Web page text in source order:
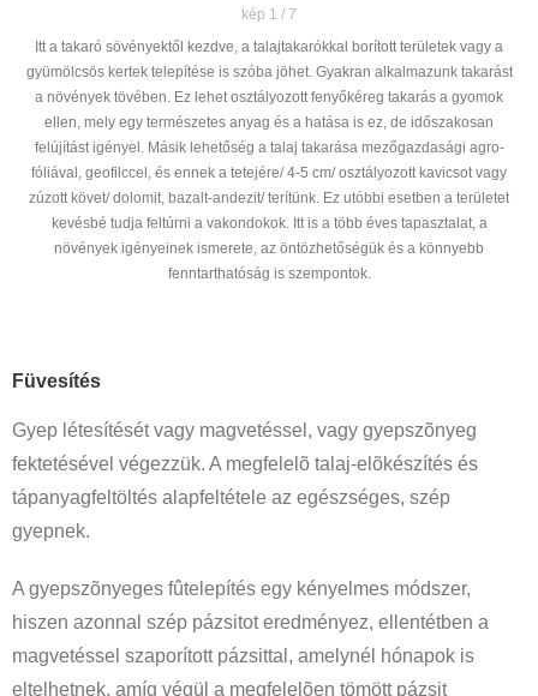
kép 1 / 7
Itt a takaró sövényektől kezdve, a talajtakarókkal borított területek vagy a
gyümölcsös kertek telepítése is szóba jöhet. Gyakran alkalmazunk takarást
a növények tövében. Ez lehet osztályozott fenyőkéreg takarás a gyomok
ellen, mely egy természetes anyag és a hatása is ez, de időszakosan
felújítást igényel. Másik lehetőség a talaj takarása mezőgazdasági agro-
fóliával, geofilccel, és ennek a tetejére/ 4-5 cm/ osztályozott kavicsot vagy
zúzott követ/ dolomit, bazalt-andezit/ terítünk. Ez utóbbi esetben a területet
kevésbé tudja feltúrni a vakondokok. Itt is a több éves tapasztalat, a
növények igényeinek ismerete, az öntözhetőségük és a könnyebb
fenntarthatóság is szempontok.
Füvesítés
Gyep létesítését vagy magvetéssel, vagy gyepszõnyeg
fektetésével végezzük. A megfelelõ talaj-elõkészítés és
tápanyagfeltöltés alapfeltétele az egészséges, szép
gyepnek.
A gyepszõnyeges fûtelepítés egy kényelmes módszer,
hiszen azonnal szép pázsitot eredményez, ellentétben a
magvetéssel szaporított pázsittal, amelynél hónapok is
eltelhetnek, amíg végül a megfelelõen tömött pázsit